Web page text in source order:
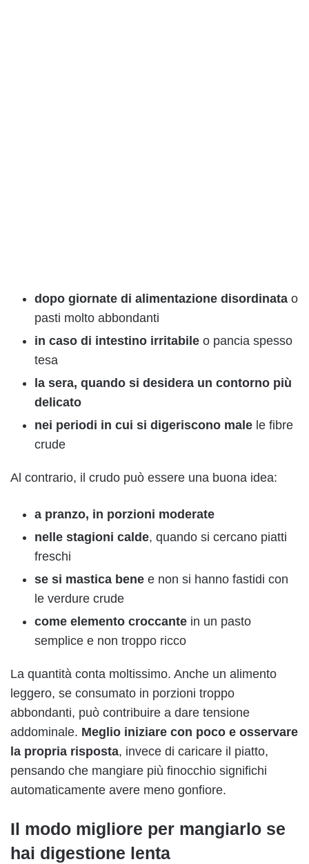
dopo giornate di alimentazione disordinata o
pasti molto abbondanti
in caso di intestino irritabile o pancia spesso
tesa
la sera, quando si desidera un contorno più
delicato
nei periodi in cui si digeriscono male le fibre
crude
Al contrario, il crudo può essere una buona idea:
a pranzo, in porzioni moderate
nelle stagioni calde, quando si cercano piatti
freschi
se si mastica bene e non si hanno fastidi con
le verdure crude
come elemento croccante in un pasto
semplice e non troppo ricco
La quantità conta moltissimo. Anche un alimento
leggero, se consumato in porzioni troppo
abbondanti, può contribuire a dare tensione
addominale. Meglio iniziare con poco e osservare
la propria risposta, invece di caricare il piatto,
pensando che mangiare più finocchio significhi
automaticamente avere meno gonfiore.
Il modo migliore per mangiarlo se
hai digestione lenta